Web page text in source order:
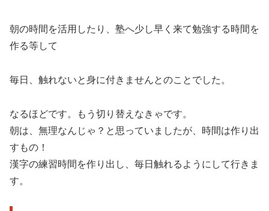
朝の時間を活用したり、塾へ少し早く来て勉強する時間を
作る等して
毎日、触れないと身に付きませんとのことでした。
なるほどです。もう切り替えなきゃです。
朝は、無理なんじゃ？と思っていましたが、時間は作り出
すもの！
漢字の練習時間を作り出し、毎日触れるようにして行きま
す。